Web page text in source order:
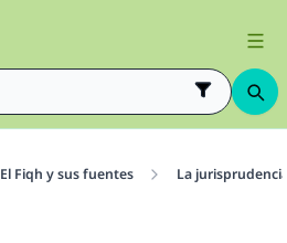
El Fiqh y sus fuentes La